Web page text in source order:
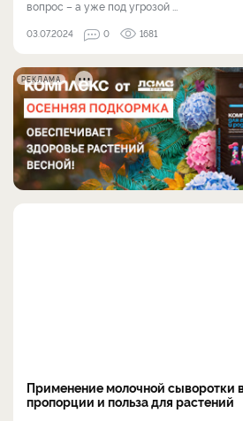
вопрос – а уже под угрозой ...
03.07.2024 0 1681
РЕКЛАМА
Применение молочной сыворотки
пропорции и польза для растений